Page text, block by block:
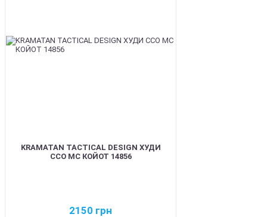
KRAMATAN TACTICAL DESIGN ХУДИ
ССО МС КОЙОТ 14856
2150 грн